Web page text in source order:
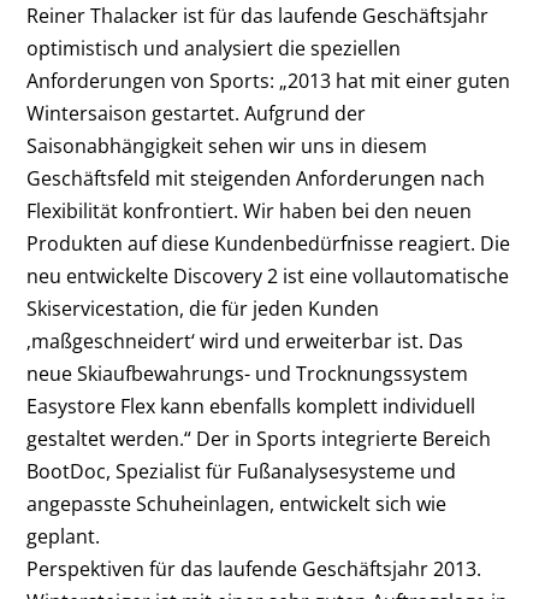
Reiner Thalacker ist für das laufende Geschäftsjahr
optimistisch und analysiert die speziellen
Anforderungen von Sports: „2013 hat mit einer guten
Wintersaison gestartet. Aufgrund der
Saisonabhängigkeit sehen wir uns in diesem
Geschäftsfeld mit steigenden Anforderungen nach
Flexibilität konfrontiert. Wir haben bei den neuen
Produkten auf diese Kundenbedürfnisse reagiert. Die
neu entwickelte Discovery 2 ist eine vollautomatische
Skiservicestation, die für jeden Kunden
‚maßgeschneidert‘ wird und erweiterbar ist. Das
neue Skiaufbewahrungs- und Trocknungssystem
Easystore Flex kann ebenfalls komplett individuell
gestaltet werden.“ Der in Sports integrierte Bereich
BootDoc, Spezialist für Fußanalysesysteme und
angepasste Schuheinlagen, entwickelt sich wie
geplant.
Perspektiven für das laufende Geschäftsjahr 2013.